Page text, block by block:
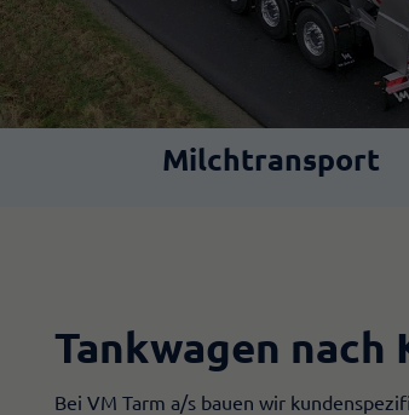
Milchtransport
Tankwagen nach
Bei VM Tarm a/s bauen wir